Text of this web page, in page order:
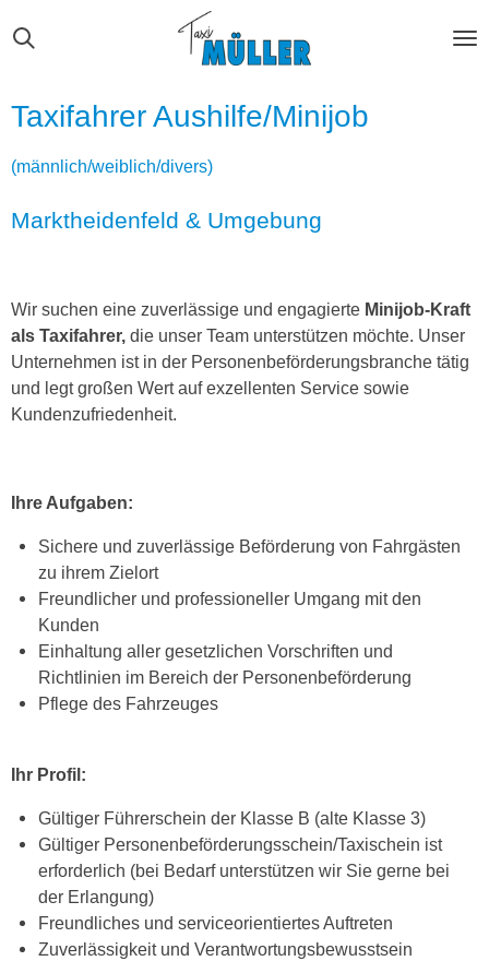
Zum
Hauptinhalt
Taxifahrer Aushilfe/Minijob
(männlich/weiblich/divers)
Marktheidenfeld & Umgebung
Wir suchen eine zuverlässige und engagierte Minijob-Kraft
als Taxifahrer, die unser Team unterstützen möchte. Unser
Unternehmen ist in der Personenbeförderungsbranche tätig
und legt großen Wert auf exzellenten Service sowie
Kundenzufriedenheit.
Ihre Aufgaben:
Sichere und zuverlässige Beförderung von Fahrgästen
zu ihrem Zielort
Freundlicher und professioneller Umgang mit den
Kunden
Einhaltung aller gesetzlichen Vorschriften und
Richtlinien im Bereich der Personenbeförderung
Pflege des Fahrzeuges
Ihr Profil:
Gültiger Führerschein der Klasse B (alte Klasse 3)
Gültiger Personenbeförderungsschein/Taxischein ist
erforderlich (bei Bedarf unterstützen wir Sie gerne bei
der Erlangung)
Freundliches und serviceorientiertes Auftreten
Zuverlässigkeit und Verantwortungsbewusstsein